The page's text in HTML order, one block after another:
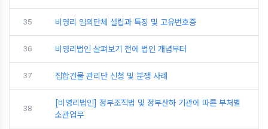
35 비영리 임의단체 설립과 특징 및 고유번호증
36 비영리법인 살펴보기 전에 법인 개념부터
37 집합건물 관리단 신청 및 분쟁 사례
38
[비영리법인] 정부조직법 및 정부산하 기관에 따른 부처별
소관업무